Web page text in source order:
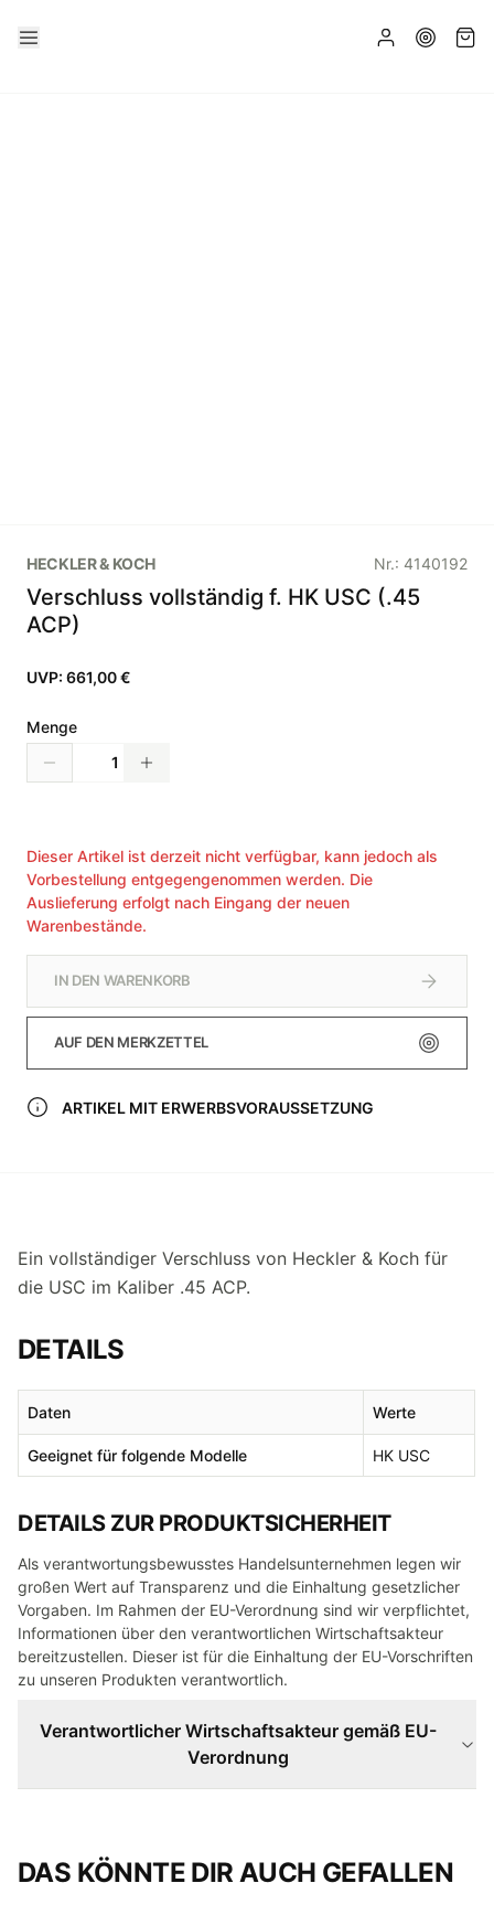
HECKLER & KOCH Nr.: 4140192
Verschluss vollständig f. HK USC (.45
ACP)
UVP: 661,00 €
Menge
Dieser Artikel ist derzeit nicht verfügbar, kann jedoch als
Vorbestellung entgegengenommen werden. Die
Auslieferung erfolgt nach Eingang der neuen
Warenbestände.
IN DEN WARENKORB
AUF DEN MERKZETTEL
ARTIKEL MIT ERWERBSVORAUSSETZUNG
Ein vollständiger Verschluss von Heckler & Koch für
die USC im Kaliber .45 ACP.
DETAILS
Daten Werte
Geeignet für folgende Modelle HK USC
DETAILS ZUR PRODUKTSICHERHEIT
Als verantwortungsbewusstes Handelsunternehmen legen wir
großen Wert auf Transparenz und die Einhaltung gesetzlicher
Vorgaben. Im Rahmen der EU-Verordnung sind wir verpflichtet,
Informationen über den verantwortlichen Wirtschaftsakteur
bereitzustellen. Dieser ist für die Einhaltung der EU-Vorschriften
zu unseren Produkten verantwortlich.
Verantwortlicher Wirtschaftsakteur gemäß EU-
Verordnung
DAS KÖNNTE DIR AUCH GEFALLEN